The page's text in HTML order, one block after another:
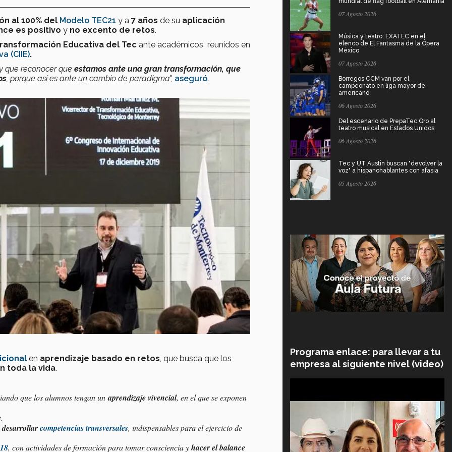
al 100% del Modelo TEC21 y a 7 años de su aplicación
es positivo y no excento de retos.
Educativa del Tec ante académicos reunidos en
(CIIE).
que reconocer que estamos ante una gran transformación, que
, porque así es ante un cambio de paradigma", aseguró.
en aprendizaje basado en retos , que busca que los
toda la vida.
que los alumnos tengan unaprendizaje vivencial, en el que se exponen
.
desarrollarcompetencias transversales, indispensables para el ejercicio de
, con actividades de formación para tomar consciencia yhacer el balance
07 Agosto 2026
Música y teatro: EXATEC en el
elenco de El Fantasma de la Ópera
México
07 Agosto 2026
Borregos CCM van por el
campeonato en liga mayor de
americano
06 Agosto 2026
Del escenario de PrepaTec Qro al
teatro musical en Estados Unidos
06 Agosto 2026
Tec y UT Austin buscan "devolver la
voz" a hispanohablantes con afasia
05 Agosto 2026
Programa enlace: para llevar a tu
empresa al siguiente nivel (video)